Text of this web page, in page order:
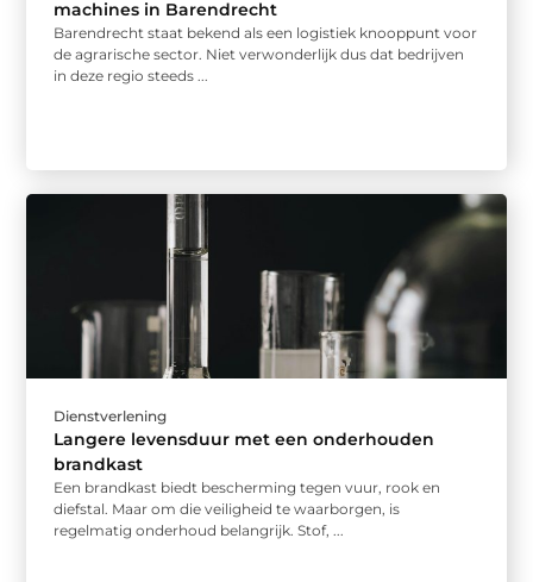
machines in Barendrecht
Barendrecht staat bekend als een logistiek knooppunt voor
de agrarische sector. Niet verwonderlijk dus dat bedrijven
in deze regio steeds ...
Dienstverlening
Langere levensduur met een onderhouden
brandkast
Een brandkast biedt bescherming tegen vuur, rook en
diefstal. Maar om die veiligheid te waarborgen, is
regelmatig onderhoud belangrijk. Stof, ...